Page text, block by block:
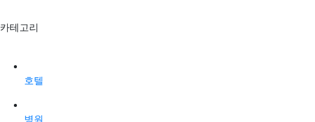
카테고리
호텔
병원